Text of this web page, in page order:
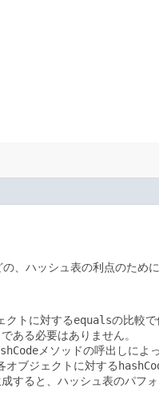
、ハッシュ表の利点のため
クトに対する equalsの比較で
ある必要はありません。
メソッドの呼出しによ
オブジェクトに対する
すると、ハッシュ表のパフ